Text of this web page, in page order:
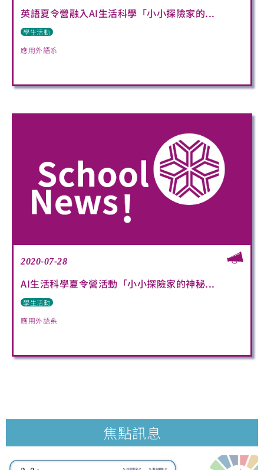
英語夏令營融入AI生活科學「小小探險家的...
學生活動
應用外語系
2020-07-28
AI生活科學夏令營活動「小小探險家的神秘...
學生活動
應用外語系
焦點訊息